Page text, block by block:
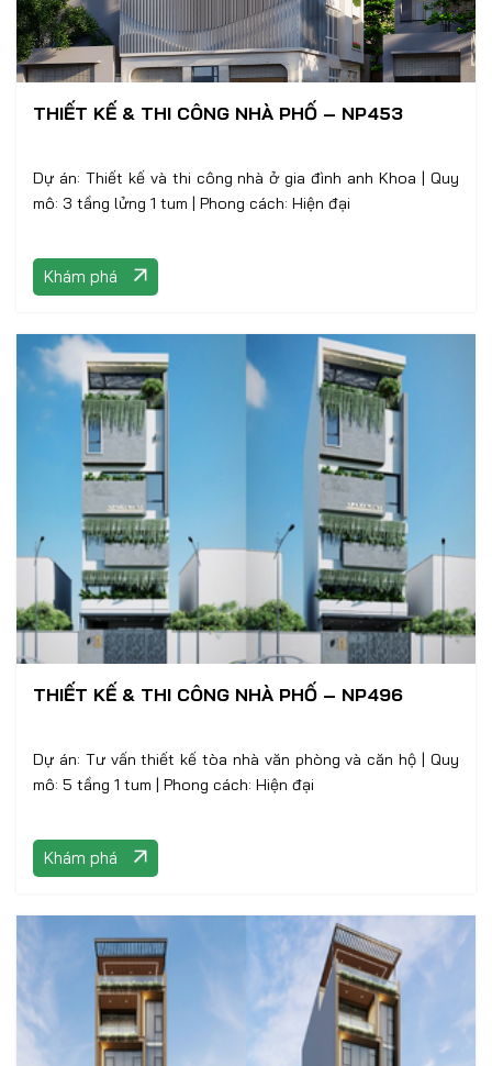
THIẾT KẾ & THI CÔNG NHÀ PHỐ – NP453
Dự án: Thiết kế và thi công nhà ở gia đình anh Khoa | Quy
mô: 3 tầng lửng 1 tum | Phong cách: Hiện đại
Khám phá
THIẾT KẾ & THI CÔNG NHÀ PHỐ – NP496
Dự án: Tư vấn thiết kế tòa nhà văn phòng và căn hộ | Quy
mô: 5 tầng 1 tum | Phong cách: Hiện đại
Khám phá